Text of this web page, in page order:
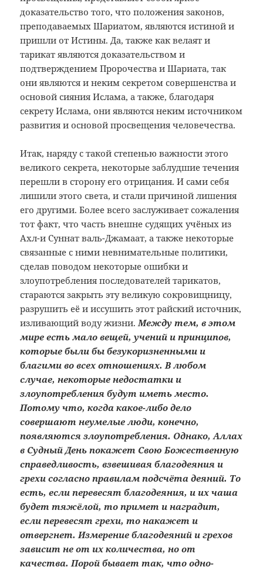
доказательство того, что положения законов,
преподаваемых Шариатом, являются истиной и
пришли от Истины. Да, также как велаят и
тарикат являются доказательством и
подтверждением Пророчества и Шариата, так
они являются и неким секретом совершенства и
основой сияния Ислама, а также, благодаря
секрету Ислама, они являются неким источником
развития и основой просвещения человечества.
Итак, наряду с такой степенью важности этого
великого секрета, некоторые заблудшие течения
перешли в сторону его отрицания. И сами себя
лишили этого света, и стали причиной лишения
его другими. Более всего заслуживает сожаления
тот факт, что часть внешне судящих учёных из
Ахл-и Суннат валь-Джамаат, а также некоторые
связанные с ними невнимательные политики,
сделав поводом некоторые ошибки и
злоупотребления последователей тарикатов,
стараются закрыть эту великую сокровищницу,
разрушить её и иссушить этот райский источник,
изливающий воду жизни.Между тем, в этом
мире есть мало вещей, учений и принципов,
которые были бы безукоризненными и
благими во всех отношениях. В любом
случае, некоторые недостатки и
злоупотребления будут иметь место.
Потому что, когда какое-либо дело
совершают неумелые люди, конечно,
появляются злоупотребления. Однако, Аллах
в Судный День покажет Свою Божественную
справедливость, взвешивая благодеяния и
грехи согласно правилам подсчёта деяний. То
есть, если перевесят благодеяния, и их чаша
будет тяжёлой, то примет и наградит,
если перевесят грехи, то накажет и
отвергнет. Измерение благодеяний и грехов
зависит не от их количества, но от
качества. Порой бывает так, что одно-